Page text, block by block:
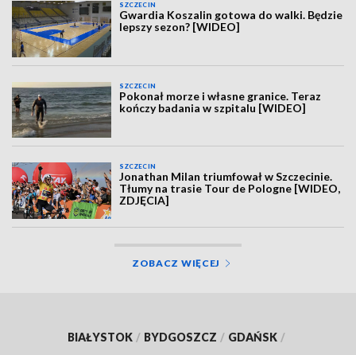
SZCZECIN
Gwardia Koszalin gotowa do walki. Będzie
lepszy sezon? [WIDEO]
SZCZECIN
Pokonał morze i własne granice. Teraz
kończy badania w szpitalu [WIDEO]
SZCZECIN
Jonathan Milan triumfował w Szczecinie.
Tłumy na trasie Tour de Pologne [WIDEO,
ZDJĘCIA]
ZOBACZ WIĘCEJ
BIAŁYSTOK / BYDGOSZCZ / GDAŃSK /